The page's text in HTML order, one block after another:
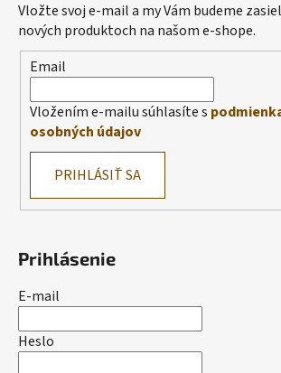
Vložte svoj e-mail a my Vám budeme
nových produktoch na našom e-shope.
Email
Vložením e-mailu súhlasíte s
osobných údajov
PRIHLÁSIŤ SA
Prihlásenie
E-mail
Heslo